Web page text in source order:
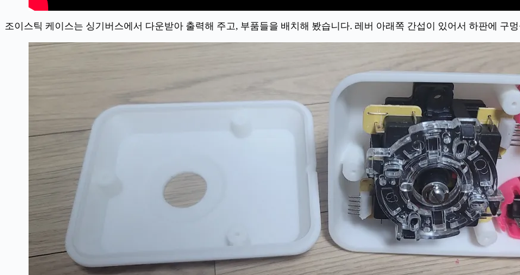
조이스틱 케이스는 싱기버스에서 다운받아 출력해 주고, 부품들을 배치해 봤습니다. 레버 아래쪽 간섭이 있어서 하판에 구